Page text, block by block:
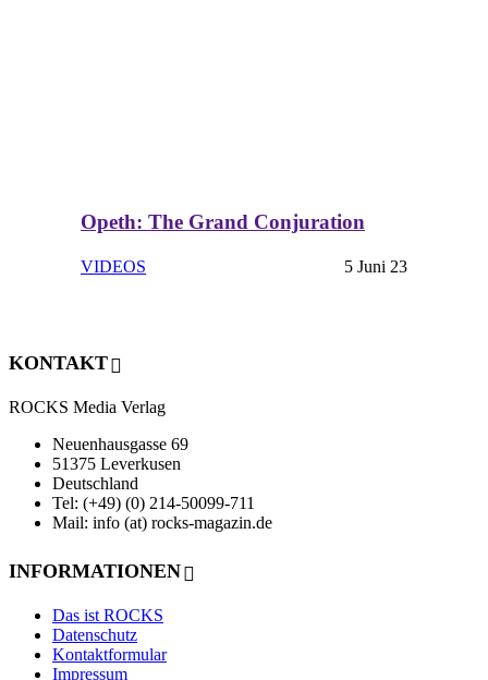
Opeth: The Grand Conjuration
VIDEOS 5 Juni 23
KONTAKT
ROCKS Media Verlag
Neuenhausgasse 69
51375 Leverkusen
Deutschland
Tel: (+49) (0) 214-50099-711
Mail: info (at) rocks-magazin.de
INFORMATIONEN
Das ist ROCKS
Datenschutz
Kontaktformular
Impressum